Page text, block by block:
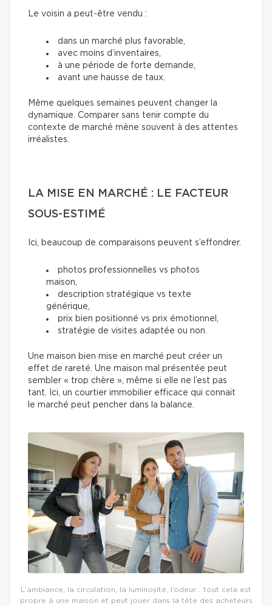
Le voisin a peut-être vendu :
dans un marché plus favorable,
avec moins d’inventaires,
à une période de forte demande,
avant une hausse de taux.
Même quelques semaines peuvent changer la
dynamique. Comparer sans tenir compte du
contexte de marché mène souvent à des attentes
irréalistes.
LA MISE EN MARCHÉ : LE FACTEUR
SOUS-ESTIMÉ
Ici, beaucoup de comparaisons peuvent s’effondrer.
photos professionnelles vs photos
maison,
description stratégique vs texte
générique,
prix bien positionné vs prix émotionnel,
stratégie de visites adaptée ou non.
Une maison bien mise en marché peut créer un
effet de rareté. Une maison mal présentée peut
sembler « trop chère », même si elle ne l’est pas
tant. Ici, un courtier immobilier efficace qui connait
le marché peut pencher dans la balance.
L’ambiance, la circulation, la luminosité, l’odeur… tout cela est
propre à une maison et peut jouer dans la tête des acheteurs